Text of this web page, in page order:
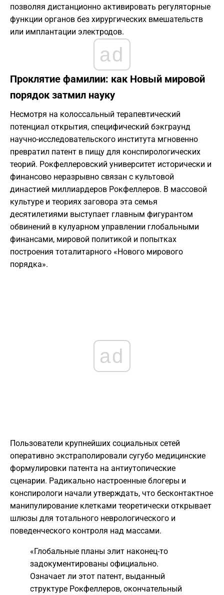
позволяя дистанционно активировать регуляторные
функции органов без хирургических вмешательств
или имплантации электродов.
ad
Проклятие фамилии: как Новый мировой
порядок затмил науку
Несмотря на колоссальный терапевтический
потенциал открытия, специфический бэкграунд
научно-исследовательского института мгновенно
превратил патент в пищу для конспирологических
теорий. Рокфеллеровский университет исторически и
финансово неразрывно связан с культовой
династией миллиардеров Рокфеллеров. В массовой
культуре и теориях заговора эта семья
десятилетиями выступает главным фигурантом
обвинений в кулуарном управлении глобальными
финансами, мировой политикой и попытках
построения тоталитарного «Нового мирового
порядка».
ad
Пользователи крупнейших социальных сетей
оперативно экстраполировали сугубо медицинские
формулировки патента на антиутопические
сценарии. Радикально настроенные блогеры и
конспирологи начали утверждать, что бесконтактное
манипулирование клетками теоретически открывает
шлюзы для тотального неврологического и
поведенческого контроля над массами.
«Глобальные планы элит наконец-то
задокументированы официально.
Означает ли этот патент, выданный
структуре Рокфеллеров, окончательный